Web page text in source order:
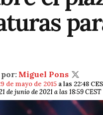
por:Miguel Pons
de mayo de 2015 a las 22:48
de junio de 2021 a las 18:59 CEST